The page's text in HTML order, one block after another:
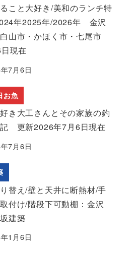
こと大好き/美和のランチ特
年2025年/2026年 金沢
山市・かほく市・七尾市
現在
7月6日
お魚
き大工さんとその家族の釣
更新2026年7月6日現在
7月6日
替え/壁と天井に断熱材/手
付け/階段下可動棚：金沢
建築
1月6日